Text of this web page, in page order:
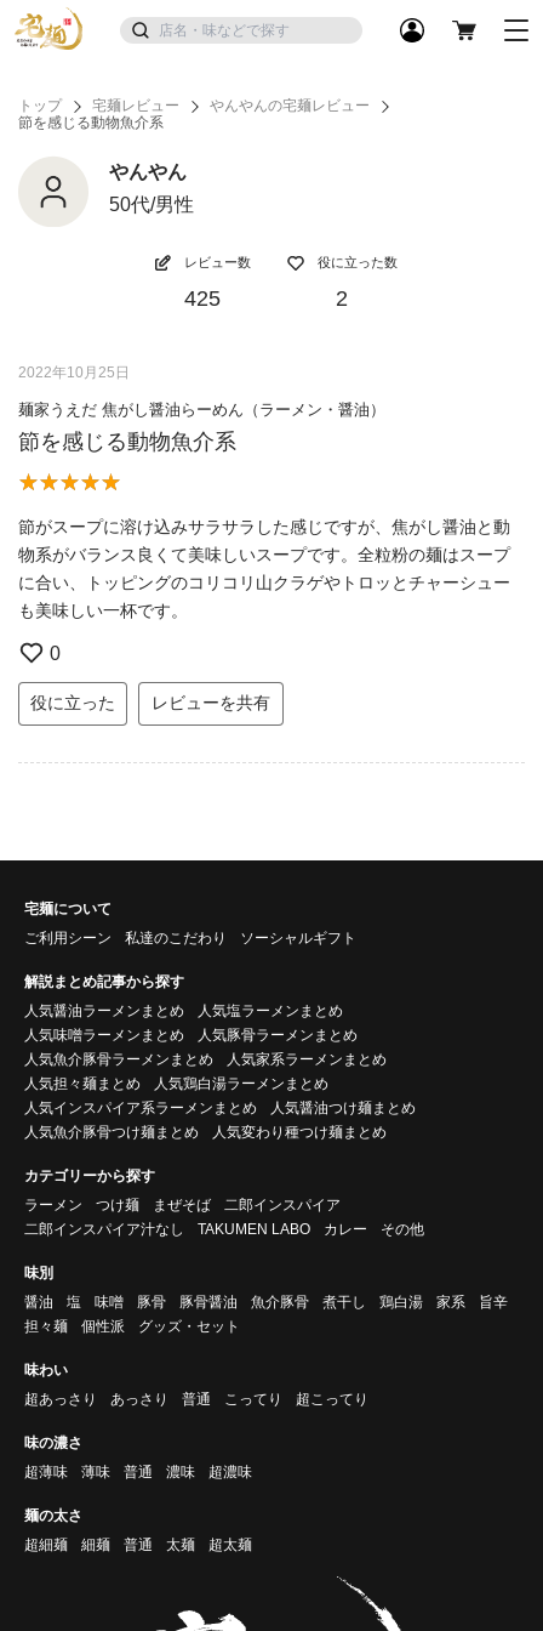
トップ 宅麺レビュー
やんやんの宅麺レビュー
節を感じる動物魚介系
やんやん
50代/男性
レビュー数
425
役に立った数
2
2022年10月25日
麺家うえだ 焦がし醤油らーめん（ラーメン・醤油）
節を感じる動物魚介系
節がスープに溶け込みサラサラした感じですが、焦がし醤油と動
物系がバランス良くて美味しいスープです。全粒粉の麺はスープ
に合い、トッピングのコリコリ山クラゲやトロッとチャーシュー
も美味しい一杯です。
0
役に立った レビューを共有
宅麺について
ご利用シーン
私達のこだわり ソーシャルギフト
解説まとめ記事から探す
人気醤油ラーメンまとめ
人気塩ラーメンまとめ
人気味噌ラーメンまとめ
人気豚骨ラーメンまとめ
人気魚介豚骨ラーメンまとめ
人気家系ラーメンまとめ
人気担々麺まとめ
人気鶏白湯ラーメンまとめ
人気インスパイア系ラーメンまとめ
人気醤油つけ麺まとめ
人気魚介豚骨つけ麺まとめ
人気変わり種つけ麺まとめ
カテゴリーから探す
ラーメン
つけ麺 まぜそば
二郎インスパイア
二郎インスパイア汁なし
TAKUMEN LABO カレー その他
味別
醤油
塩 味噌 豚骨 豚骨醤油 魚介豚骨 煮干し 鶏白湯 家系
旨辛
担々麺
個性派 グッズ・セット
味わい
超あっさり
あっさり 普通 こってり 超こってり
味の濃さ
超薄味
薄味 普通 濃味 超濃味
麺の太さ
超細麺
細麺 普通 太麺 超太麺